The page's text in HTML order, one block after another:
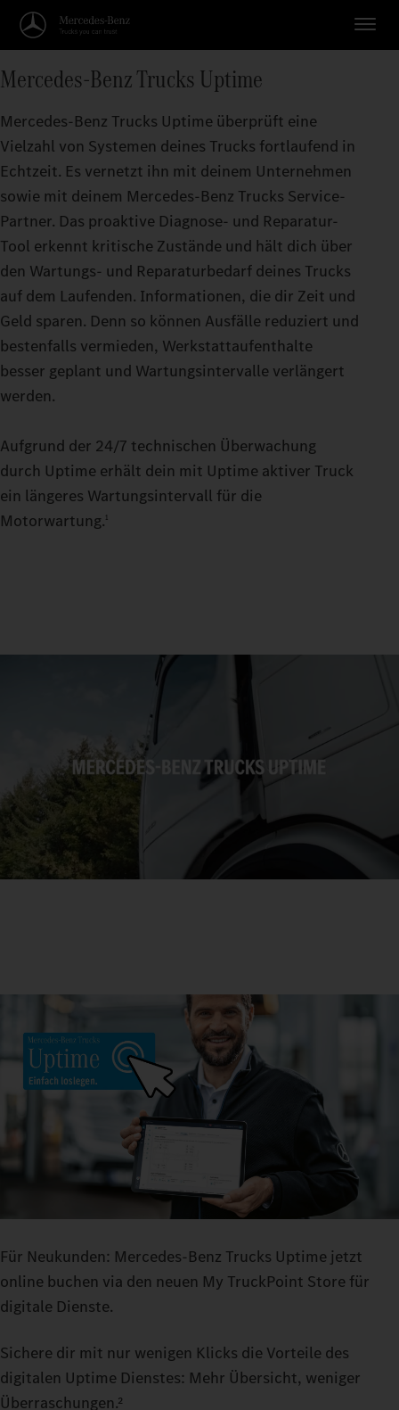
Mercedes‑Benz Trucks Uptime
Mercedes‑Benz Trucks Uptime überprüft eine
Vielzahl von Systemen deines Trucks fortlaufend in
Echtzeit. Es vernetzt ihn mit deinem Unternehmen
sowie mit deinem Mercedes‑Benz Trucks Service-
Partner. Das proaktive Diagnose- und Reparatur-
Tool erkennt kritische Zustände und hält dich über
den Wartungs- und Reparaturbedarf deines Trucks
auf dem Laufenden. Informationen, die dir Zeit und
Geld sparen. Denn so können Ausfälle reduziert und
bestenfalls vermieden, Werkstattaufenthalte
besser geplant und Wartungsintervalle verlängert
werden.
Aufgrund der 24/7 technischen Überwachung
durch Uptime erhält dein mit Uptime aktiver Truck
ein längeres Wartungsintervall für die
Motorwartung.1
Für Neukunden: Mercedes‑Benz Trucks Uptime jetzt
online buchen via den neuen My TruckPoint Store für
digitale Dienste.
Sichere dir mit nur wenigen Klicks die Vorteile des
digitalen Uptime Dienstes: Mehr Übersicht, weniger
Überraschungen.²